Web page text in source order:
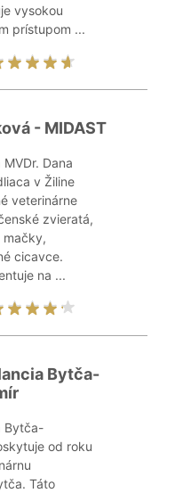
vysokou
prístupom ...
- MIDAST
Dana
v Žiline
veterinárne
zvieratá,
mačky,
cicavce.
na ...
Bytča-
Bytča-
od roku
Táto